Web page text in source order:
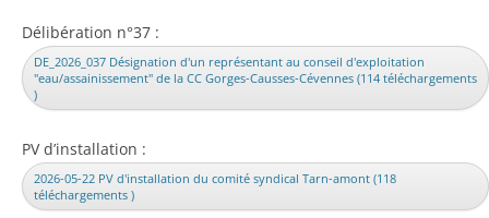
Délibération n°37 :
DE_2026_037 Désignation d'un représentant au conseil d'exploitation
"eau/assainissement" de la CC Gorges-Causses-Cévennes (114 téléchargements
)
PV d’installation :
2026-05-22 PV d'installation du comité syndical Tarn-amont (118
téléchargements )